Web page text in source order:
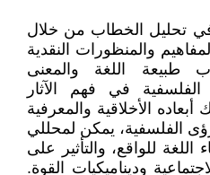
تحليل الخطاب من خلال
والمنظورات النقدية
طبيعة اللغة والمعنى
في فهم الآثار
الأخلاقية والمعرفية
الفلسفية، يمكن لمحللي
للواقع، والتأثير على
وديناميكيات القوة.